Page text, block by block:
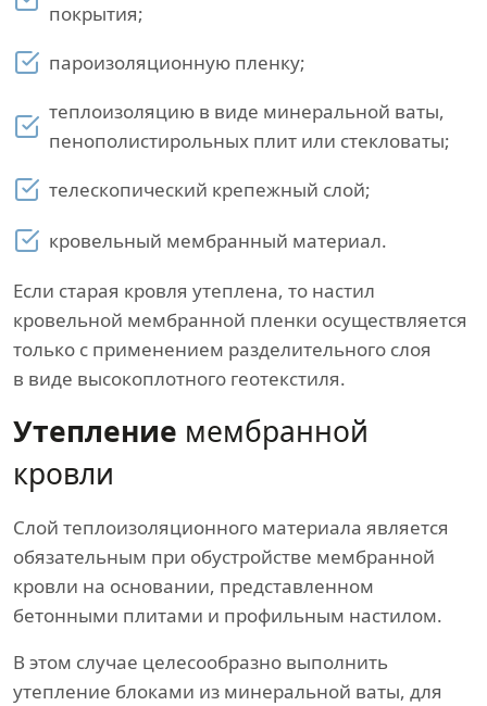
покрытия;
пароизоляционную пленку;
теплоизоляцию в виде минеральной ваты,
пенополистирольных плит или стекловаты;
телескопический крепежный слой;
кровельный мембранный материал.
Если старая кровля утеплена, то настил
кровельной мембранной пленки осуществляется
только с применением разделительного слоя
в виде высокоплотного геотекстиля.
Утепление мембранной
кровли
Слой теплоизоляционного материала является
обязательным при обустройстве мембранной
кровли на основании, представленном
бетонными плитами и профильным настилом.
В этом случае целесообразно выполнить
утепление блоками из минеральной ваты, для